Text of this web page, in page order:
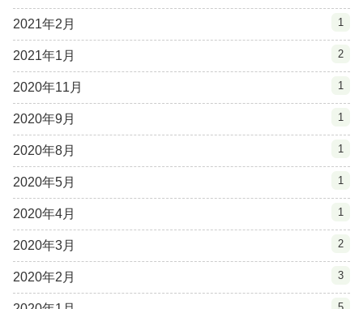
2021年2月 1
2021年1月 2
2020年11月 1
2020年9月 1
2020年8月 1
2020年5月 1
2020年4月 1
2020年3月 2
2020年2月 3